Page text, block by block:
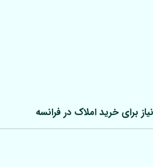
برای خرید املاک در فرانسه